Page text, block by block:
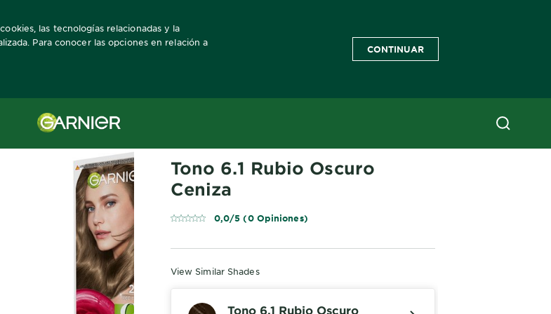
las tecnologías relacionadas y la
Para conocer las opciones en relación a
CONTINUAR
Tono 6.1 Rubio Oscuro
Ceniza
0,0/5 (0 Opiniones)
View Similar Shades
Tono 6.1 Rubio Oscuro